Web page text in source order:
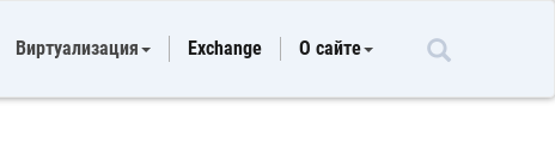
Виртуализация Exchange О сайте